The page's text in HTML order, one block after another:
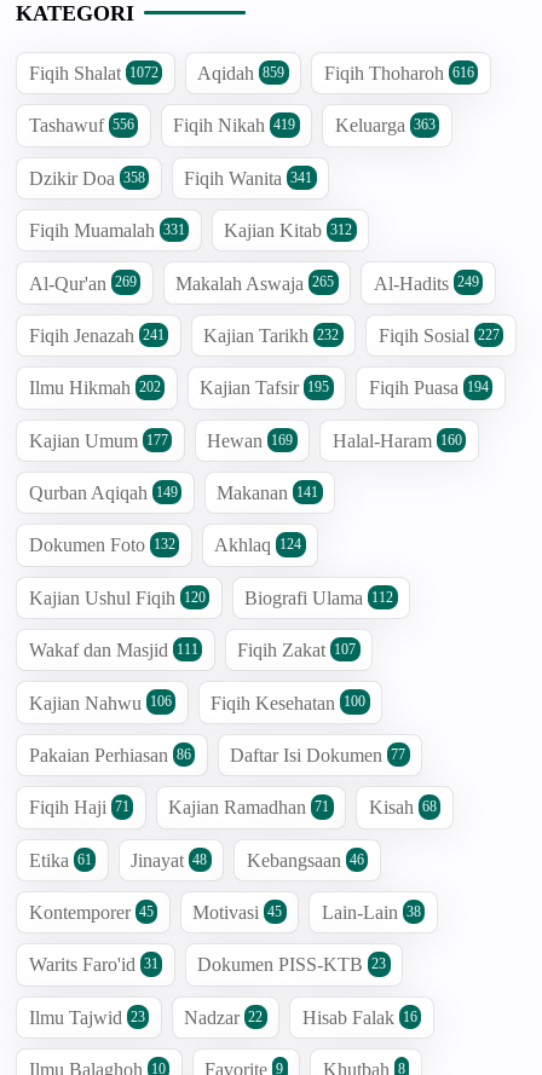
KATEGORI
Fiqih Shalat 1072 Aqidah 859 Fiqih Thoharoh 616
Tashawuf 556 Fiqih Nikah 419 Keluarga 363
Dzikir Doa 358 Fiqih Wanita 341
Fiqih Muamalah 331 Kajian Kitab 312
Al-Qur'an 269 Makalah Aswaja 265 Al-Hadits 249
Fiqih Jenazah 241 Kajian Tarikh 232 Fiqih Sosial 227
Ilmu Hikmah 202 Kajian Tafsir 195 Fiqih Puasa 194
Kajian Umum 177 Hewan 169 Halal-Haram 160
Qurban Aqiqah 149 Makanan 141
Dokumen Foto 132 Akhlaq 124
Kajian Ushul Fiqih 120 Biografi Ulama 112
Wakaf dan Masjid 111 Fiqih Zakat 107
Kajian Nahwu 106 Fiqih Kesehatan 100
Pakaian Perhiasan 86 Daftar Isi Dokumen 77
Fiqih Haji 71 Kajian Ramadhan 71 Kisah 68
Etika 61 Jinayat 48 Kebangsaan 46
Kontemporer 45 Motivasi 45 Lain-Lain 38
Warits Faro'id 31 Dokumen PISS-KTB 23
Ilmu Tajwid 23 Nadzar 22 Hisab Falak 16
Ilmu Balaghoh 10 Favorite 9 Khutbah 8